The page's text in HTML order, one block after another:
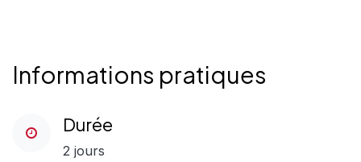
Informations pratiques
Durée
2 jours